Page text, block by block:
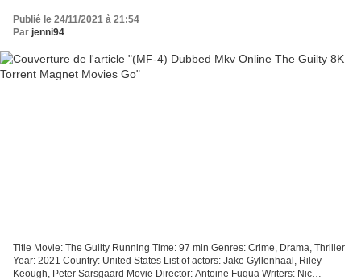
Publié le 24/11/2021 à 21:54
Par jenni94
Title Movie: The Guilty Running Time: 97 min Genres: Crime, Drama, Thriller
Year: 2021 Country: United States List of actors: Jake Gyllenhaal, Riley
Keough, Peter Sarsgaard Movie Director: Antoine Fuqua Writers: Nic